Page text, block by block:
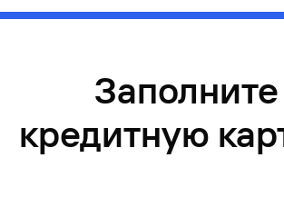
Заполните
кредитную